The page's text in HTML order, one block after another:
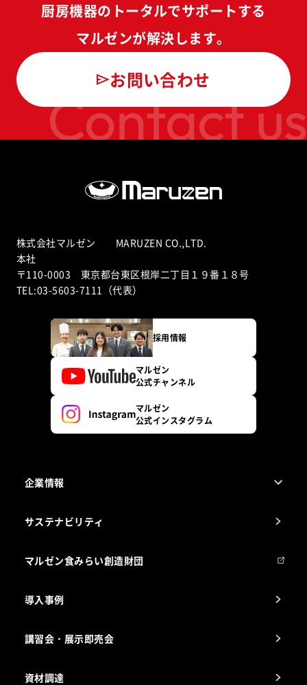
Contact us
厨房機器のトータルでサポートする
マルゼンが解決します。
お問い合わせ
株式会社マルゼン MARUZEN CO.,LTD.
本社
〒110-0003 東京都台東区根岸二丁目１９番１８号
TEL:03-5603-7111（代表）
採用情報
マルゼン
公式チャンネル
マルゼン
公式インスタグラム
企業情報
会社組織
製品の開発
事業所一覧
サステナビリティ
マルゼン食みらい創造財団
導入事例
講習会・展示即売会
資材調達